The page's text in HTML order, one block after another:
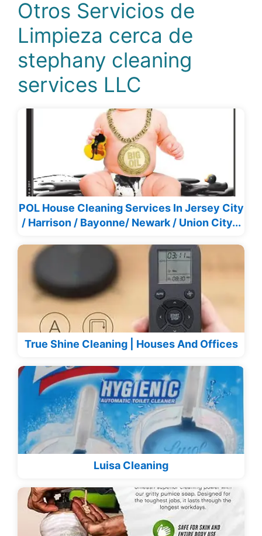
Otros Servicios de
Limpieza cerca de
stephany cleaning
services LLC
POL House Cleaning Services In Jersey City
/ Harrison / Bayonne/ Newark / Union City...
True Shine Cleaning | Houses And Offices
Luisa Cleaning